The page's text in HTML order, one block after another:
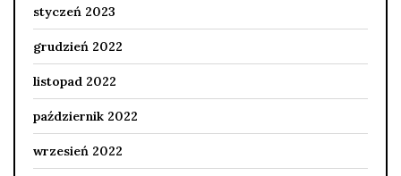
styczeń 2023
grudzień 2022
listopad 2022
październik 2022
wrzesień 2022